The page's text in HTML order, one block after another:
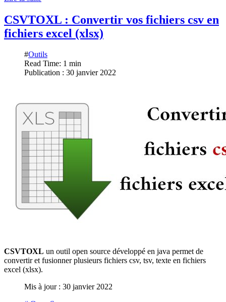
CSVTOXL : Convertir vos fichiers csv en
fichiers excel (xlsx)
#Outils
Read Time: 1 min
Publication : 30 janvier 2022
CSVTOXL un outil open source développé en java permet de
convertir et fusionner plusieurs fichiers csv, tsv, texte en fichiers
excel (xlsx).
Mis à jour : 30 janvier 2022